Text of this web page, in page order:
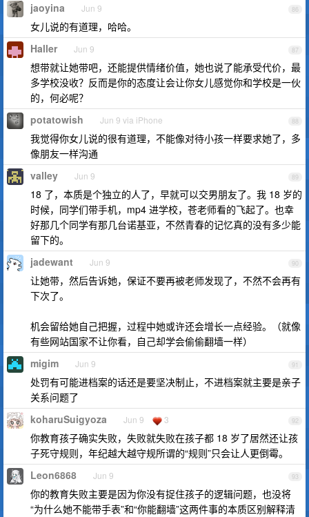
86
jaoyina Jun 9
女儿说的有道理，哈哈。
87
Haller Jun 9
想带就让她带吧，还能提供情绪价值，她也说了能承受代价，最
多学校没收？反而是你的态度让会让你女儿感觉你和学校是一伙
的，何必呢？
88
potatowish Jun 9 via iPhone
我觉得你女儿说的很有道理，不能像对待小孩一样要求她了，多
像朋友一样沟通
89
valley Jun 9
18 了，本质是个独立的人了，早就可以交男朋友了。我 18 岁的
时候，同学们带手机，mp4 进学校，苍老师看的飞起了。也幸
好那几个同学有那几台诺基亚，不然青春的记忆真的没有多少能
留下的。
90
jadewant Jun 9
让她带，然后告诉她，保证不要再被老师发现了，不然不会再有
下次了。
机会留给她自己把握，过程中她或许还会增长一点经验。（就像
有些网站国家不让你看，自己却学会偷偷翻墙一样）
91
migim Jun 9
处罚有可能进档案的话还是要坚决制止，不进档案就主要是亲子
关系问题了
92
koharuSuigyoza Jun 9 3
你教育孩子确实失败，失败就失败在孩子都 18 岁了居然还让孩
子死守规则，年纪越大越守规所谓的“规则”只会让人更倒霉。
93
Leon6868 Jun 9
你的教育失败主要是因为你没有捉住孩子的逻辑问题，也没将
“为什么她不能带手表”和“你能翻墙”这两件事的本质区别解释清